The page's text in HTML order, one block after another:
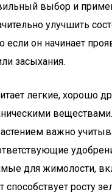
выбор и
улучшить
если он начинает
засыхания.
легкие, хорошо
важно
для жимолости,
способствует росту